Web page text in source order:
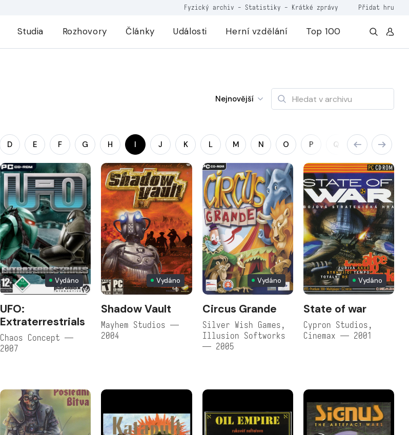
Fyzický archiv - Statistiky - Krátké zprávy Přidat hru
Studia Rozhovory Články Události Herní vzdělání Top 100
Nejnovější
D E F G H I J K L M N O P Q R S
Vydáno
UFO:
Extraterrestrials
Chaos Concept —
2007
Vydáno
Shadow Vault
Mayhem Studios —
2004
Vydáno
Circus Grande
Silver Wish Games,
Illusion Softworks
— 2005
Vydáno
State of war
Cypron Studios,
Cinemax — 2001